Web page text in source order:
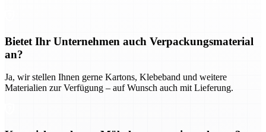
Bietet Ihr Unternehmen auch Verpackungsmaterial
an?
Ja, wir stellen Ihnen gerne Kartons, Klebeband und weitere
Materialien zur Verfügung – auf Wunsch auch mit Lieferung.